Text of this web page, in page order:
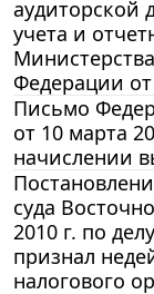
аудиторской
учета и
Федерации
Письмо
от 10 марта
начислении
суда
2010 г. по
признал
налогового